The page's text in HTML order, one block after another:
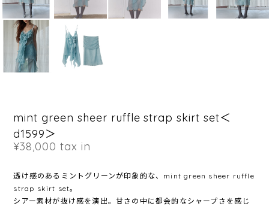
mint green sheer ruffle strap skirt set＜
d1599＞
¥38,000 tax in
透け感のあるミントグリーンが印象的な、mint green sheer ruffle
strap skirt set。
シアー素材が抜け感を演出。甘さの中に都会的なシャープさを感じ